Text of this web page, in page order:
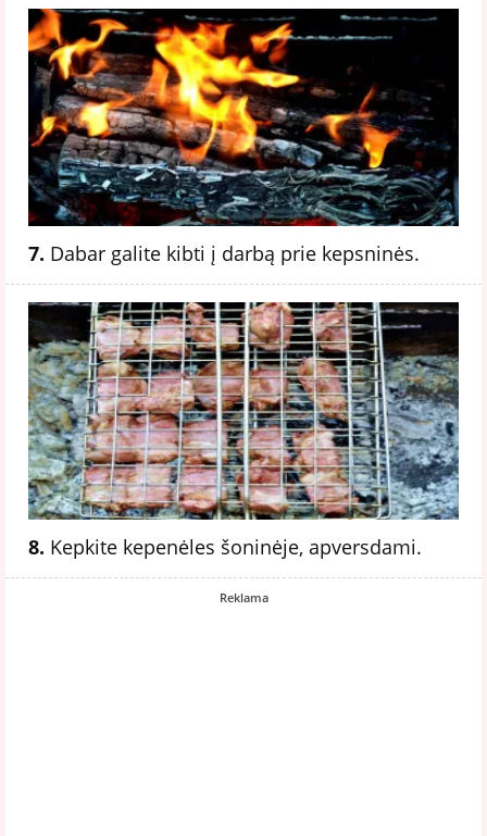
7. Dabar galite kibti į darbą prie kepsninės.
8. Kepkite kepenėles šoninėje, apversdami.
Reklama